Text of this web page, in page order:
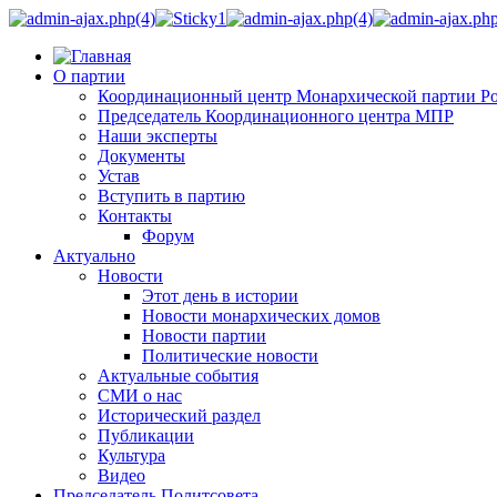
О партии
Координационный центр Монархической партии
Председатель Координационного центра МПР
Наши эксперты
Документы
Устав
Вступить в партию
Контакты
Форум
Актуально
Новости
Этот день в истории
Новости монархических домов
Новости партии
Политические новости
Актуальные события
СМИ о нас
Исторический раздел
Публикации
Культура
Видео